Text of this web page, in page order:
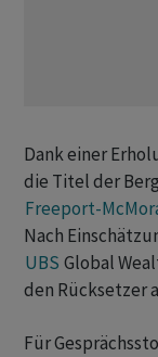
Dank einer
die Titel der
Freeport-
Nach
UBS Global
den Rücksetzer
Für